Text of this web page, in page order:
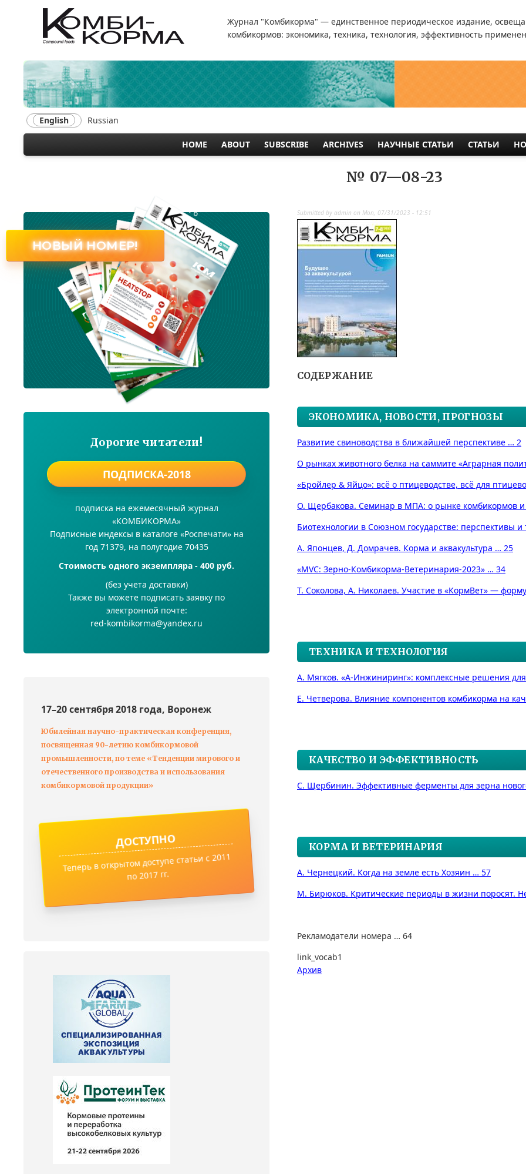
Журнал "Комбикорма" — единственное периодическое издание,
комбикормов: экономика, техника, технология, эффективность
English Russian
HOME ABOUT SUBSCRIBE ARCHIVES НАУЧНЫЕ СТАТЬИ СТАТЬИ
№ 07—08-23
Submitted by admin on Mon, 07/31/2023 - 12:51
СОДЕРЖАНИЕ
ЭКОНОМИКА, НОВОСТИ, ПРОГНОЗЫ
Развитие свиноводства в ближайшей перспективе … 2
О рынках животного белка на саммите «Аграрная
«Бройлер & Яйцо»: всё о птицеводстве, всё для
О. Щербакова. Семинар в МПА: о рынке комбикормов и
Биотехнологии в Союзном государстве: перспективы
А. Японцев, Д. Домрачев. Корма и аквакультура … 25
«MVC: Зерно-Комбикорма-Ветеринария-2023» … 34
Т. Соколова, А. Николаев. Участие в «КормВет» —
ТЕХНИКА И ТЕХНОЛОГИЯ
А. Мягков. «А-Инжиниринг»: комплексные решения
Е. Четверова. Влияние компонентов комбикорма на
КАЧЕСТВО И ЭФФЕКТИВНОСТЬ
С. Щербинин. Эффективные ферменты для зерна
КОРМА И ВЕТЕРИНАРИЯ
А. Чернецкий. Когда на земле есть Хозяин … 57
М. Бирюков. Критические периоды в жизни поросят.
Рекламодатели номера … 64
link_vocab1
Архив
НОВЫЙ НОМЕР!
№ 6
Дорогие читатели!
ПОДПИСКА-2018
подписка на ежемесячный журнал
«КОМБИКОРМА»
Подписные индексы в каталоге «Роспечати» на
год 71379, на полугодие 70435
Стоимость одного экземпляра - 400 руб.
(без учета доставки)
Также вы можете подписать заявку по
электронной почте:
red-kombikorma@yandex.ru
17–20 сентября 2018 года, Воронеж
Юбилейная научно-практическая конференция,
посвященная 90-летию комбикормовой
промышленности, по теме «Тенденции мирового и
отечественного производства и использования
комбикормовой продукции»
ДОСТУПНО
Теперь в открытом доступе статьи с 2011
по 2017 гг.